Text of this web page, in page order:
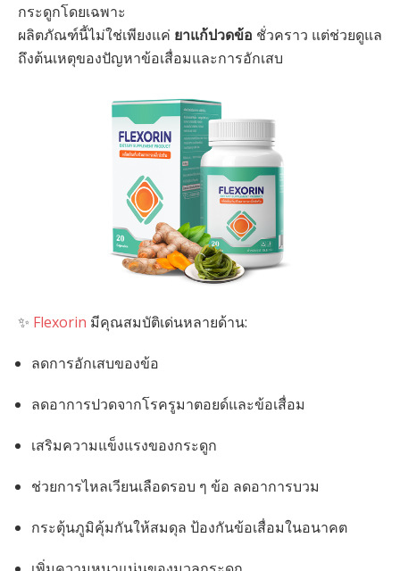
กระดูกโดยเฉพาะ
ผลิตภัณฑ์นี้ไม่ใช่เพียงแค่ ยาแก้ปวดข้อ ชั่วคราว แต่ช่วยดูแล
ถึงต้นเหตุของปัญหาข้อเสื่อมและการอักเสบ
✨ Flexorin มีคุณสมบัติเด่นหลายด้าน:
ลดการอักเสบของข้อ
ลดอาการปวดจากโรครูมาตอยด์และข้อเสื่อม
เสริมความแข็งแรงของกระดูก
ช่วยการไหลเวียนเลือดรอบ ๆ ข้อ ลดอาการบวม
กระตุ้นภูมิคุ้มกันให้สมดุล ป้องกันข้อเสื่อมในอนาคต